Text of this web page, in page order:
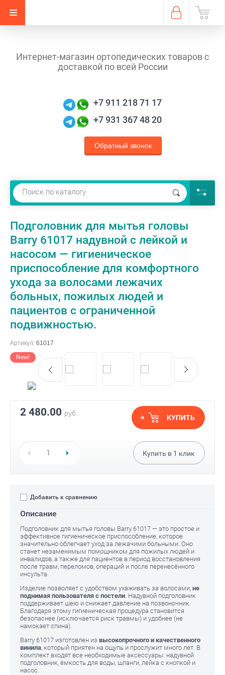
Интернет-магазин ортопедических товаров с
доставкой по всей России
+7 911 218 71 17
+7 931 367 48 20
Обратный звонок
Подголовник для мытья головы
Barry 61017 надувной с лейкой и
насосом — гигиеническое
приспособление для комфортного
ухода за волосами лежачих
больных, пожилых людей и
пациентов с ограниченной
подвижностью.
Артикул: 61017
New!
2 480.00 руб.
КУПИТЬ
Купить в 1 клик
Добавить к сравнению
Описание
Подголовник для мытья головы Barry 61017 — это простое и
эффективное гигиеническое приспособление, которое
значительно облегчает уход за лежачими больными. Оно
станет незаменимым помощником для пожилых людей и
инвалидов, а также для пациентов в период восстановления
после травм, переломов, операций и после перенесённого
инсульта.
Изделие позволяет с удобством ухаживать за волосами, не
поднимая пользователя с постели. Надувной подголовник
поддерживает шею и снижает давление на позвоночник.
Благодаря этому гигиеническая процедура становится
безопаснее (исключается риск травмы) и удобнее (не
намокает спина).
Barry 61017 изготовлен из высокопрочного и качественного
винила, который приятен на ощупь и прослужит много лет. В
комплект входят все необходимые аксессуары: надувной
подголовник, ёмкость для воды, шланги, лейка с кнопкой и
насос.